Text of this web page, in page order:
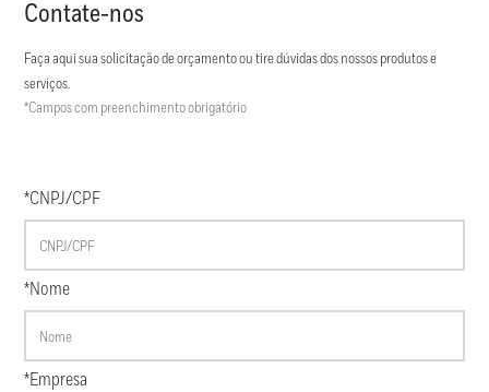
Contate-nos
Faça aqui sua solicitação de orçamento ou tire dúvidas dos nossos produtos e
serviços.
*Campos com preenchimento obrigatório
*CNPJ/CPF
*Nome
*Empresa